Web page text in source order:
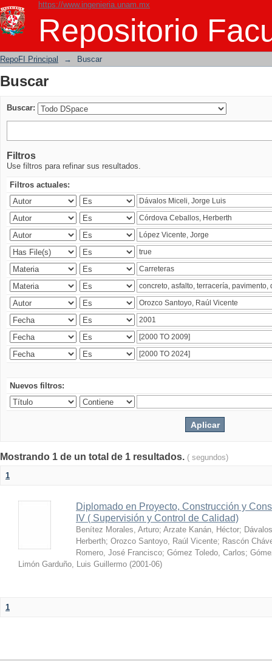
https://www.ingenieria.unam.mx
Repositorio
Buscar
RepoFI Principal → Buscar
Buscar
Buscar:
Filtros
Use filtros para refinar sus resultados.
Filtros actuales:
Nuevos filtros:
Mostrando 1 de un total de 1 resultados. ( segundos)
1
Diplomado en Proyecto, Construcción y
IV ( Supervisión y Control de Calidad)
Benítez Morales, Arturo; Arzate Kanán, Héctor;
Herberth; Orozco Santoyo, Raúl Vicente; Rascón
Romero, José Francisco; Gómez Toledo, Carlos;
Limón Garduño, Luis Guillermo (2001-06)
1